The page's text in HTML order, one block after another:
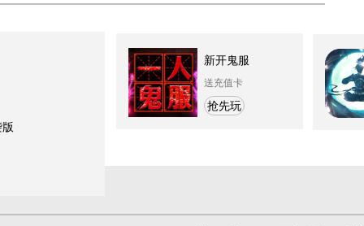
新开鬼服
送充值卡
抢先玩